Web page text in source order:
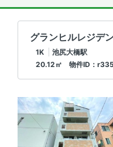
グランヒルレジデ
1K
池尻大橋駅
20.12㎡ 物件ID：